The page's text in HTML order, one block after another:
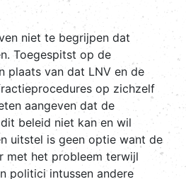
niet te begrijpen dat
Toegespitst op de
plaats van dat LNV en de
op zichzelf
aangeven dat de
beleid niet kan en wil
uitstel is geen optie want de
met het probleem terwijl
politici intussen andere